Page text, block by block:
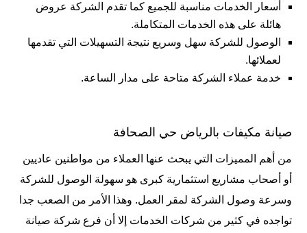
أسعار الخدمات مناسبة للجميع كما تقدم الشركة عروض
هائلة على هذه الخدمات المتكاملة.
الوصول للشركة سهل وسريع نتيجة التسهيلات التي تقدمها
لعملائها.
خدمة عملاء الشركة متاحة على مدار الساعة.
صيانة مكيفات بالرياض حي الصحافة
من أهم المميزات التي يبحث عنها العملاء من مواطنين عاديين
أو أصحاب مشاريع استثمارية كبرى هو سهولة الوصول للشركة
وسرعة وصول الشركة لمقر العمل. وهذا الأمر من الصعب جدا
تواجده في كثير من شركات الخدمات إلا أن فرع شركة صيانة